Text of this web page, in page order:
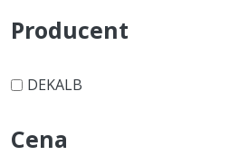
Producent
DEKALB
Cena